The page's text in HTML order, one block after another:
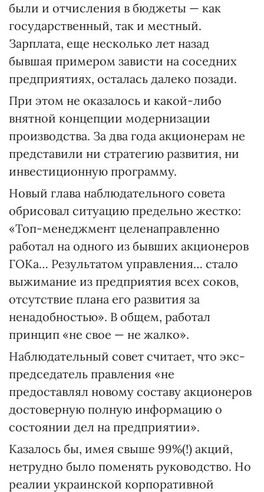
были и отчисления в бюджеты — как
государственный, так и местный.
Зарплата, еще несколько лет назад
бывшая примером зависти на соседних
предприятиях, осталась далеко позади.
При этом не оказалось и какой-либо
внятной концепции модернизации
производства. За два года акционерам не
представили ни стратегию развития, ни
инвестиционную программу.
Новый глава наблюдательного совета
обрисовал ситуацию предельно жестко:
«Топ-менеджмент целенаправленно
работал на одного из бывших акционеров
ГОКа… Результатом управления… стало
выжимание из предприятия всех соков,
отсутствие плана его развития за
ненадобностью». В общем, работал
принцип «не свое — не жалко».
Наблюдательный совет считает, что экс-
председатель правления «не
предоставлял новому составу акционеров
достоверную полную информацию о
состоянии дел на предприятии».
Казалось бы, имея свыше 99%(!) акций,
нетрудно было поменять руководство. Но
реалии украинской корпоративной